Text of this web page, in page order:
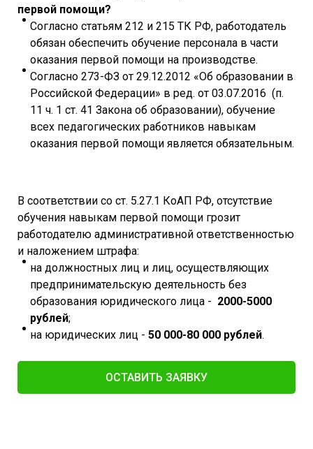
первой помощи?
Согласно статьям 212 и 215 ТК РФ, работодатель
обязан обеспечить обучение персонала в части
оказания первой помощи на производстве.
Согласно 273-ФЗ от 29.12.2012 «Об образовании в
Российской Федерации» в ред. от 03.07.2016 (п.
11 ч. 1 ст. 41 Закона об образовании), обучение
всех педагогических работников навыкам
оказания первой помощи является обязательным.
В соответствии со ст. 5.27.1 КоАП РФ, отсутствие
обучения навыкам первой помощи грозит
работодателю административной ответственностью
и наложением штрафа:
на должностных лиц и лиц, осуществляющих
предпринимательскую деятельность без
образования юридического лица - 2000-5000
рублей;
на юридических лиц - 50 000-80 000 рублей.
ОСТАВИТЬ ЗАЯВКУ​